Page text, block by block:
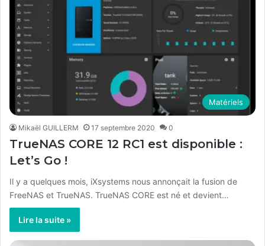
Matériels
Mikaël GUILLERM 17 septembre 2020 0
TrueNAS CORE 12 RC1 est disponible :
Let’s Go !
Il y a quelques mois, iXsystems nous annonçait la fusion de
FreeNAS et TrueNAS. TrueNAS CORE est né et devient…
Lire la suite »